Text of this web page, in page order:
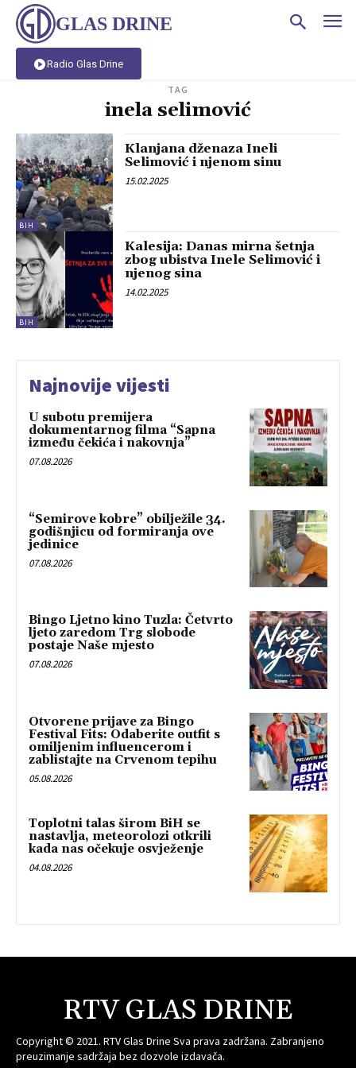
GLAS DRINE
Radio Glas Drine
TAG
inela selimović
BIH
Klanjana dženaza Ineli
Selimović i njenom sinu
15.02.2025
BIH
Kalesija: Danas mirna šetnja
zbog ubistva Inele Selimović i
njenog sina
14.02.2025
Najnovije vijesti
U subotu premijera
dokumentarnog filma “Sapna
između čekića i nakovnja”
07.08.2026
“Semirove kobre” obilježile 34.
godišnjicu od formiranja ove
jedinice
07.08.2026
Bingo Ljetno kino Tuzla: Četvrto
ljeto zaredom Trg slobode
postaje Naše mjesto
07.08.2026
Otvorene prijave za Bingo
Festival Fits: Odaberite outfit s
omiljenim influencerom i
zablistajte na Crvenom tepihu
05.08.2026
Toplotni talas širom BiH se
nastavlja, meteorolozi otkrili
kada nas očekuje osvježenje
04.08.2026
RTV GLAS DRINE
Copyright © 2021. RTV Glas Drine Sva prava zadržana. Zabranjeno
preuzimanje sadržaja bez dozvole izdavača.